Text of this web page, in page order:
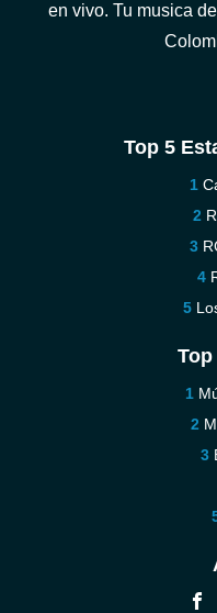
en vivo. Tu musica
Top 5
Top